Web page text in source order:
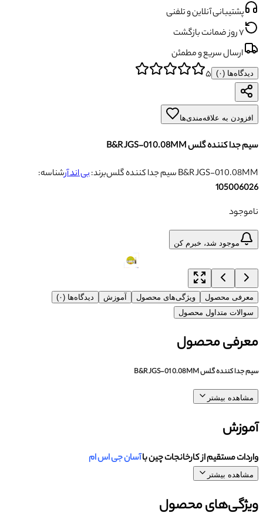
پشتیبانی آنلاین و تلفنی
۷ روز ضمانت بازگشت
ارسال سریع و مطمئن
دیدگاه‌ها (۰) ۵
افزودن به علاقه‌مندی‌ها
سیم جدا کننده گلس B&R JGS-01 0.08MM
سیم جدا کننده گلس B&R JGS-01 0.08MM
برند:بی اند آرشناسه:
105006026
ناموجود
موجود شد، خبرم کن
معرفی محصول ویژگی‌های محصول آموزش
دیدگاه‌ها (۰)
سوالات متداول محصول
معرفی محصول
سیم جدا کننده گلس B&R JGS-01 0.08MM
مشاهده بیشتر
آموزش
واردات مستقیم از کارخانجات چین باآسان جی اس ام
مشاهده بیشتر
ویژگی‌های محصول